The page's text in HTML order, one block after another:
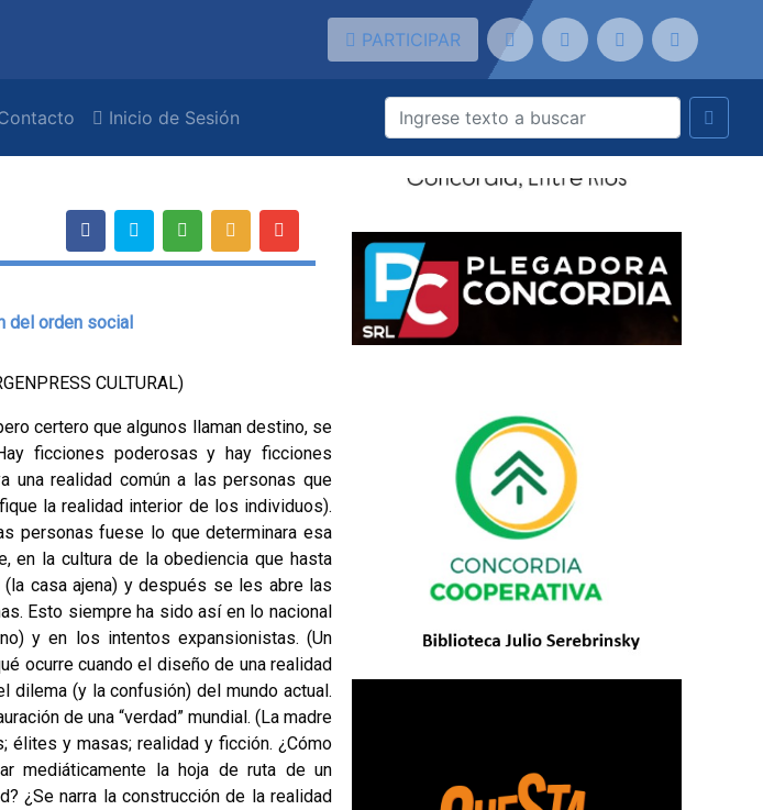
PARTICIPAR
Inicio de Sesión
del orden social
CULTURAL)
certero que algunos llaman destino, se
ficciones poderosas y hay ficciones
una realidad común a las personas que
la realidad interior de los individuos).
personas fuese lo que determinara esa
en la cultura de la obediencia que hasta
casa ajena) y después se les abre las
Esto siempre ha sido así en lo nacional
y en los intentos expansionistas. (Un
ocurre cuando el diseño de una realidad
dilema (y la confusión) del mundo actual.
de una “verdad” mundial. (La madre
élites y masas; realidad y ficción. ¿Cómo
mediáticamente la hoja de ruta de un
¿Se narra la construcción de la realidad